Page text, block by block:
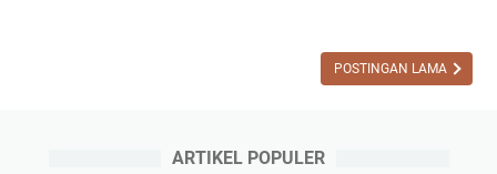
J
POSTINGAN LAMA
ARTIKEL POPULER